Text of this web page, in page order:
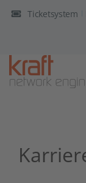
Zum Ticketsystem